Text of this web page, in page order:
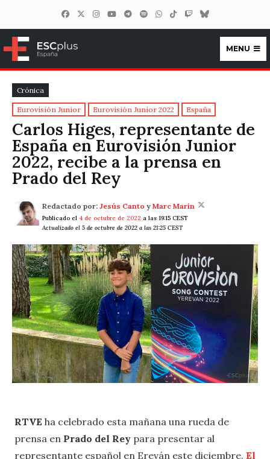
ESCplus España
MENU
Crónica
Eurovisión Junior Eurovisión Junior 2022 España
Carlos Higes, representante de
España en Eurovisión Junior
2022, recibe a la prensa en
Prado del Rey
Redactado por: Jesús Canto y Marc Marín
Publicado el 4 de octubre de 2022 a las 19:15 CEST
Actualizado el 5 de octubre de 2022 a las 21:25 CEST
RTVE ha celebrado esta mañana una rueda de
prensa en Prado del Rey para presentar al
representante español en Ereván este diciembre. El